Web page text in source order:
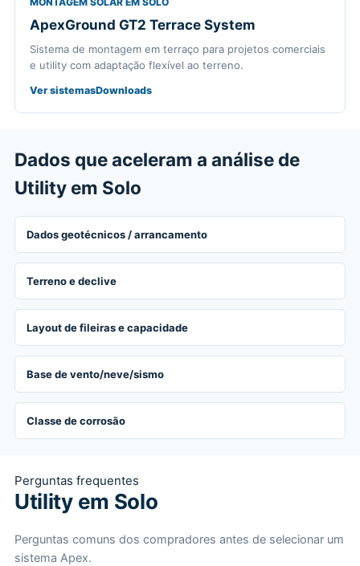
ApexGround GT2 Terrace System
Sistema de montagem em terraço para projetos comerciais
e utility com adaptação flexível ao terreno.
Ver sistemasDownloads
Dados que aceleram a análise de
Utility em Solo
Dados geotécnicos / arrancamento
Terreno e declive
Layout de fileiras e capacidade
Base de vento/neve/sismo
Classe de corrosão
Perguntas frequentes
Utility em Solo
Perguntas comuns dos compradores antes de selecionar um
sistema Apex.